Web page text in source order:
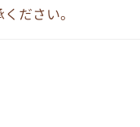
ださい。